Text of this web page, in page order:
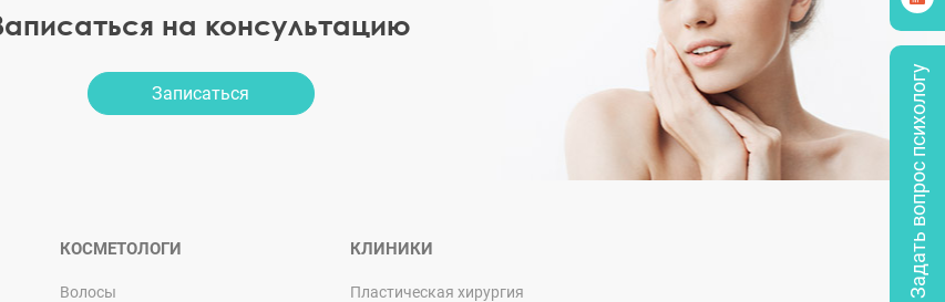
на консультацию
Записаться
КОСМЕТОЛОГИ
Волосы
КЛИНИКИ
Пластическая хирургия Задать вопрос психологу